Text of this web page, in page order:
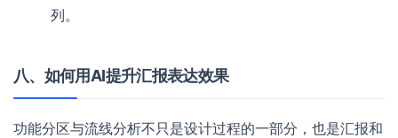
列。
八、如何用AI提升汇报表达效果
功能分区与流线分析不只是设计过程的一部分，也是汇报和